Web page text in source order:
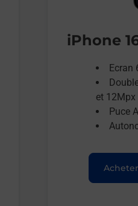
iPhone
Ecran
et 12Mpx
Puce